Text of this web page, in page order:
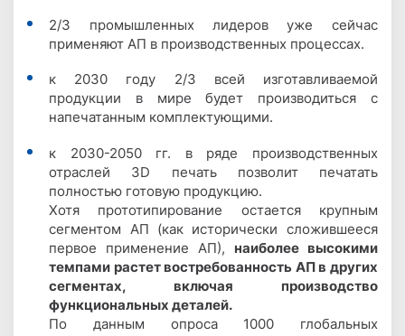
2/3 промышленных лидеров уже сейчас
применяют АП в производственных процессах.
к 2030 году 2/3 всей изготавливаемой
продукции в мире будет производиться с
напечатанным комплектующими.
к 2030-2050 гг. в ряде производственных
отраслей 3D печать позволит печатать
полностью готовую продукцию.
Хотя прототипирование остается крупным
сегментом АП (как исторически сложившееся
первое применение АП), наиболее высокими
темпами растет востребованность АП в других
сегментах, включая производство
функциональных деталей.
По данным опроса 1000 глобальных